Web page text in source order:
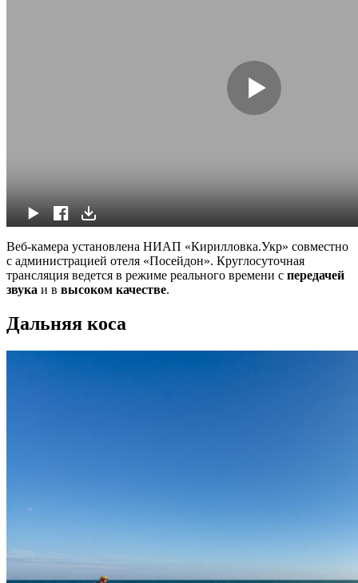
Веб-камера установлена НИАП «Кирилловка.Укр» совместно
с администрацией отеля «Посейдон». Круглосуточная
трансляция ведется в режиме реального времени с передачей
звука и в высоком качестве.
Дальняя коса